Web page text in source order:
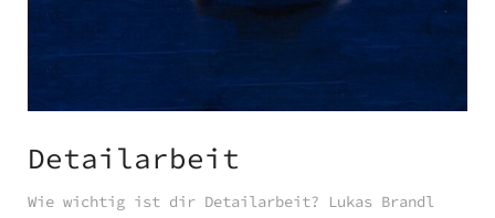
Detailarbeit
Wie wichtig ist dir Detailarbeit? Lukas Brandl